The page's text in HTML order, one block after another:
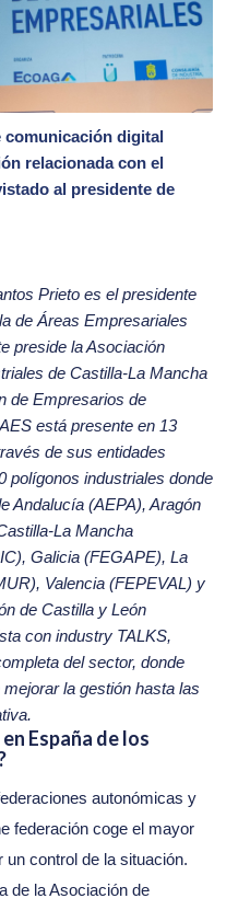
comunicación digital
relacionada con el
al presidente de
Prieto es el presidente
de Áreas Empresariales
preside la Asociación
de Castilla-La Mancha
de Empresarios de
está presente en 13
de sus entidades
polígonos industriales donde
Andalucía (AEPA), Aragón
La Mancha
Galicia (FEGAPE), La
Valencia (FEPEVAL) y
de Castilla y León
con industry TALKS,
del sector, donde
la gestión hasta las
España de los
autonómicas y
federación coge el mayor
un control de la situación.
de la Asociación de